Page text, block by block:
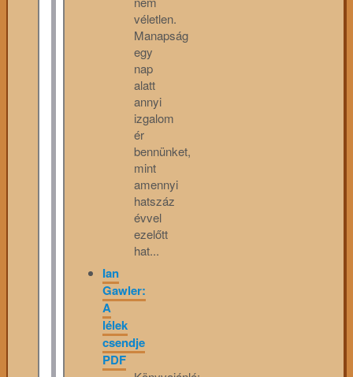
véletlen.
Manapság
egy
nap
alatt
annyi
izgalom
ér
bennünket,
mint
amennyi
hatszáz
évvel
ezelőtt
hat...
Ian
Gawler:
A
lélek
csendje
PDF